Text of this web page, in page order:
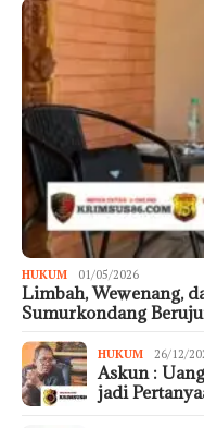
HUKUM 01/05/2026
Limbah, Wewenang,
Sumurkondang
HUKUM 26/12/
Askun :
jadi